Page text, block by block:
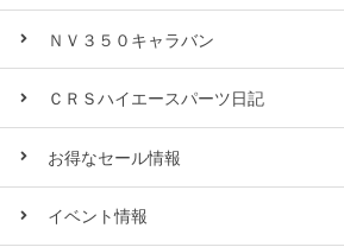
ＮＶ３５０キャラバン
ＣＲＳハイエースパーツ日記
お得なセール情報
イベント情報